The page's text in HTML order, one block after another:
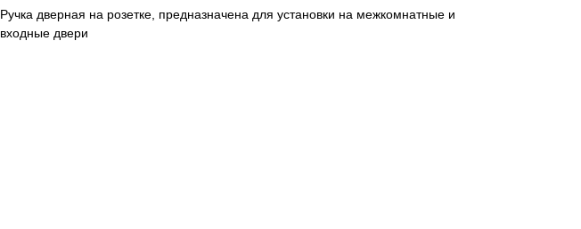
Ручка дверная на розетке, предназначена для установки на межкомнатные и
входные двери